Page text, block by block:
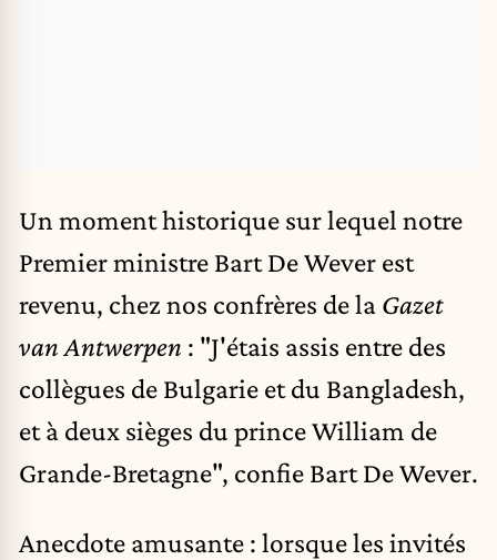
Un moment historique sur lequel notre
Premier ministre Bart De Wever est
revenu, chez nos confrères de la Gazet
van Antwerpen : "J'étais assis entre des
collègues de Bulgarie et du Bangladesh,
et à deux sièges du prince William de
Grande-Bretagne", confie Bart De Wever.
Anecdote amusante : lorsque les invités